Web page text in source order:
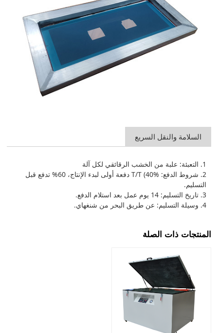
السلامة والنقل السريع
1. التعبئة: علبة من الخشب الرقائقي لكل آلة
2. شروط الدفع: T/T (40% دفعة أولى لبدء الإنتاج، 60% تدفع قبل
التسليم.
3. تاريخ التسليم: 14 يوم عمل بعد استلام الدفع.
4. وسيلة التسليم: عن طريق البحر من شنغهاي.
المنتجات ذات الصلة